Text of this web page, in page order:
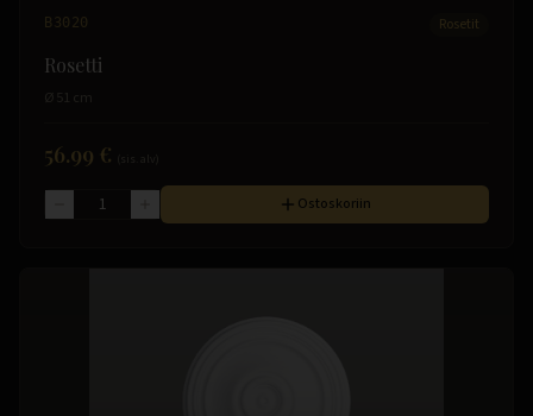
B3020 Rosetit
Rosetti
Ø 51 cm
56.99 €
Ostoskoriin